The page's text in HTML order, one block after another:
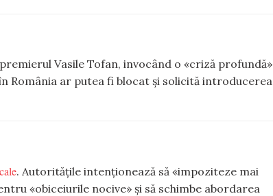
Vasile Tofan, invocând o «criză profundă»
România ar putea fi blocat și solicită introducerea
. Autoritățile intenționează să «impoziteze mai
«obiceiurile nocive» și să schimbe abordarea